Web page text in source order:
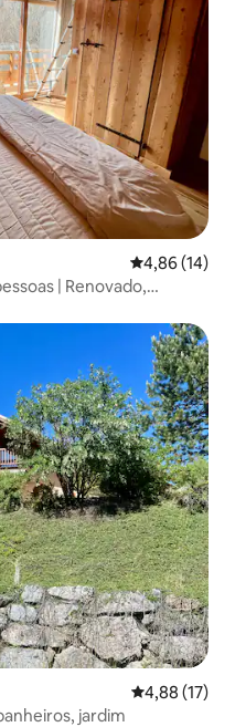
4,86 de uma
4,86 (14)
| Renovado,
4,88 de uma
4,88 (17)
jardim